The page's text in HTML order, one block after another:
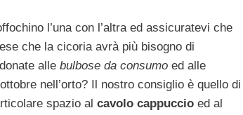
l’una con l’altra ed assicuratevi che
che la cicoria avrà più bisogno di
allebulbose da consumoed alle
nell’orto? Il nostro consiglio è quello di
spazio al cavolo cappuccioed al